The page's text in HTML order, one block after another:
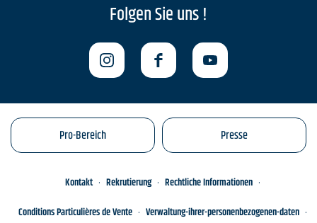
Folgen Sie uns !
Pro-Bereich Presse
Kontakt Rekrutierung
Rechtliche Informationen
Conditions Particulières de Vente
Verwaltung-ihrer-personenbezogenen-daten